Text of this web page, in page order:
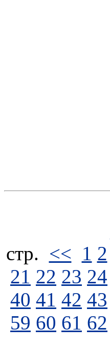
стp. << 1 2
21 22 23 24
40 41 42 43
59 60 61 62